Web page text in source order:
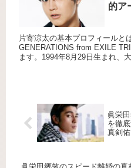
的ア
片寄涼太の基本プロフィールと
GENERATIONS from EXILE
ます。1994年8月29日生まれ、
眞栄
を徹
真剣